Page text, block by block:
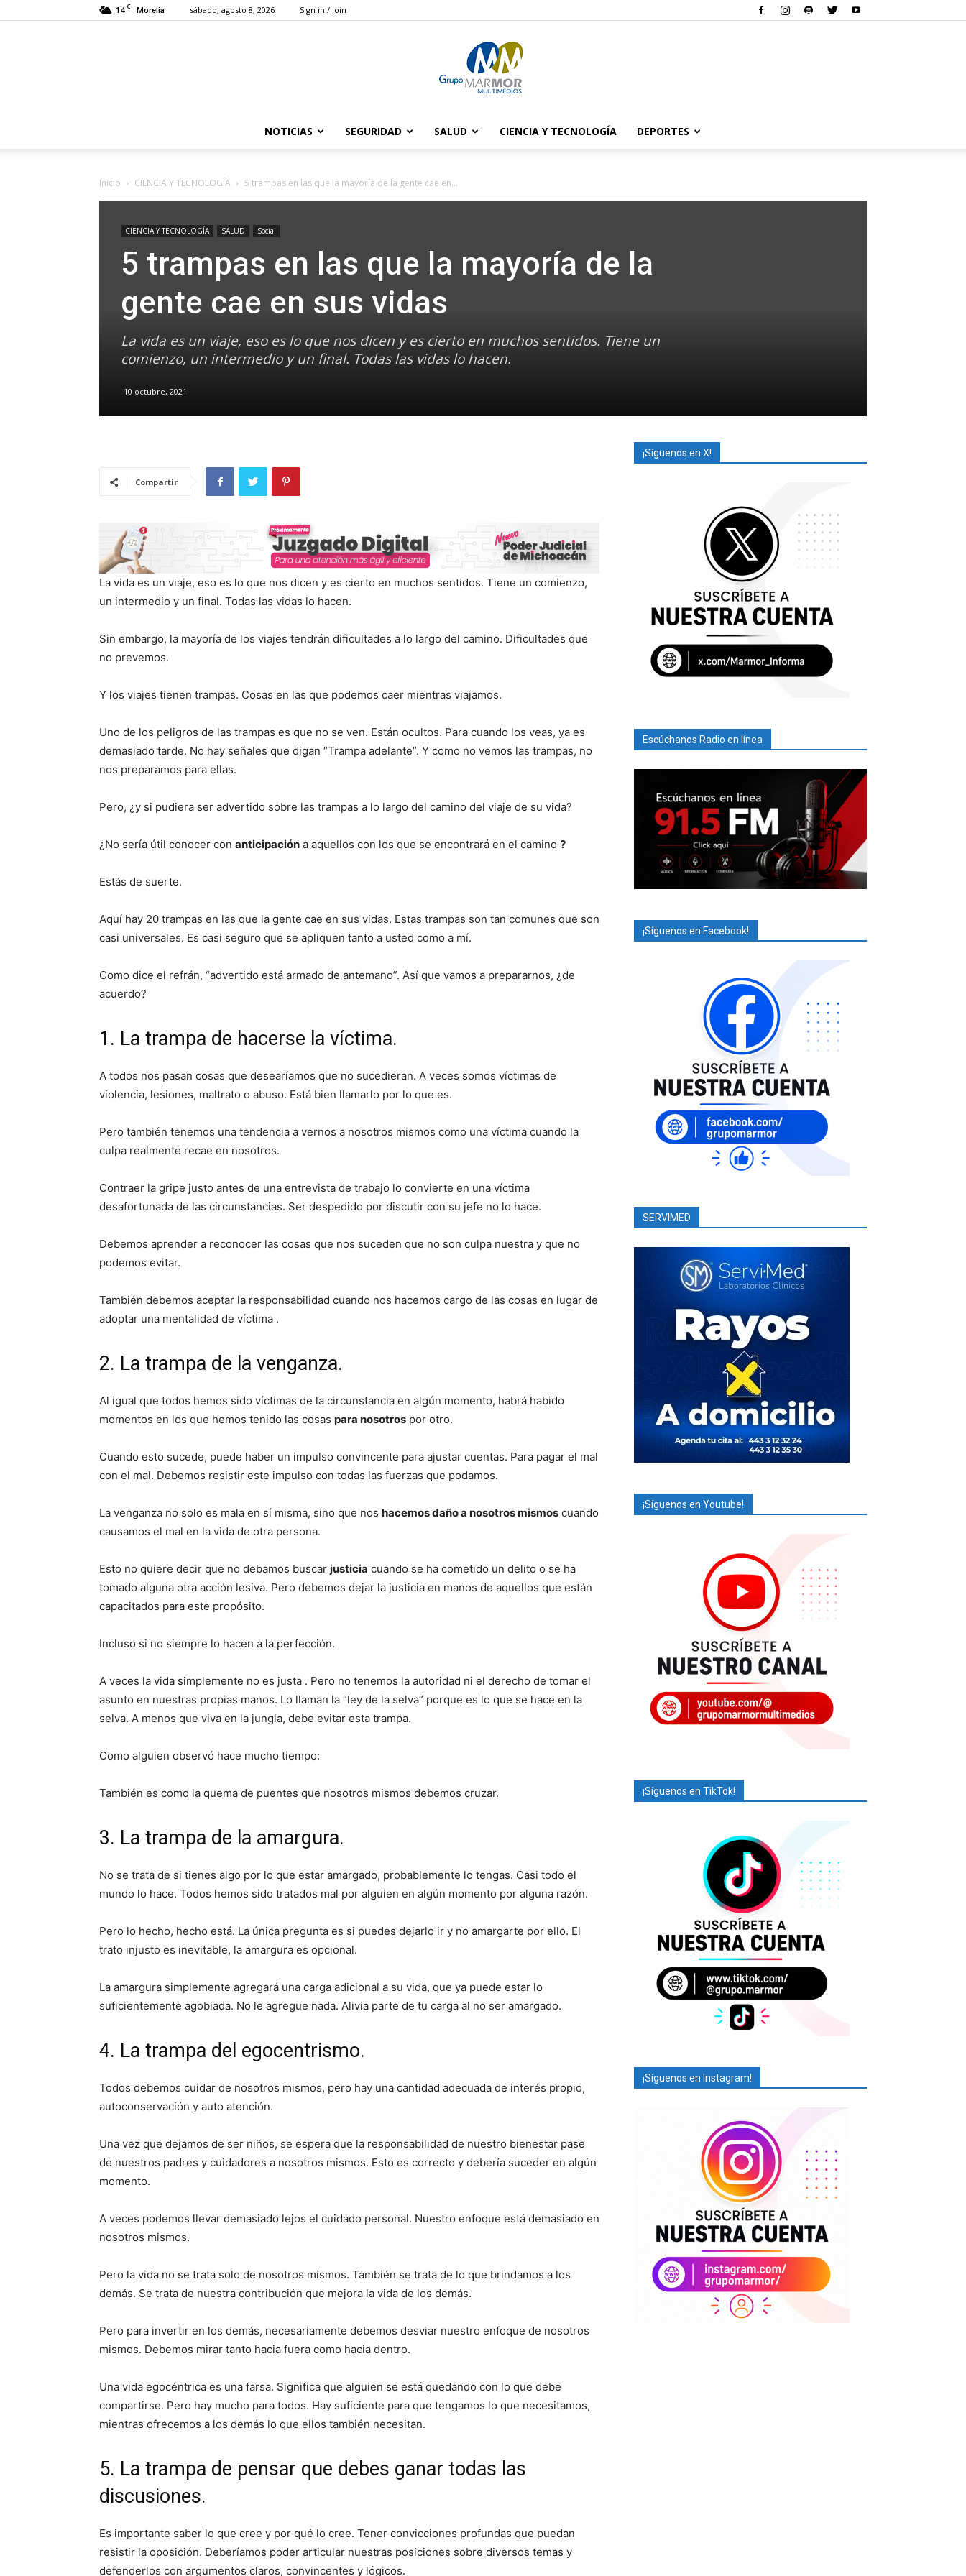
14 C Morelia sábado, agosto 8, 2026 Sign in / Join
NOTICIAS SEGURIDAD SALUD CIENCIA Y TECNOLOGÍA DEPORTES
Inicio CIENCIA Y TECNOLOGÍA 5 trampas en las que la mayoría de la gente cae en...
CIENCIA Y TECNOLOGÍA SALUD Social
5 trampas en las que la mayoría de la
gente cae en sus vidas
La vida es un viaje, eso es lo que nos dicen y es cierto en muchos sentidos. Tiene un
comienzo, un intermedio y un final. Todas las vidas lo hacen.
10 octubre, 2021
Compartir
La vida es un viaje, eso es lo que nos dicen y es cierto en muchos sentidos. Tiene un comienzo,
un intermedio y un final. Todas las vidas lo hacen.
Sin embargo, la mayoría de los viajes tendrán dificultades a lo largo del camino. Dificultades que
no prevemos.
Y los viajes tienen trampas. Cosas en las que podemos caer mientras viajamos.
Uno de los peligros de las trampas es que no se ven. Están ocultos. Para cuando los veas, ya es
demasiado tarde. No hay señales que digan “Trampa adelante”. Y como no vemos las trampas, no
nos preparamos para ellas.
Pero, ¿y si pudiera ser advertido sobre las trampas a lo largo del camino del viaje de su vida?
¿No sería útil conocer con anticipación a aquellos con los que se encontrará en el camino ?
Estás de suerte.
Aquí hay 20 trampas en las que la gente cae en sus vidas. Estas trampas son tan comunes que son
casi universales. Es casi seguro que se apliquen tanto a usted como a mí.
Como dice el refrán, “advertido está armado de antemano”. Así que vamos a prepararnos, ¿de
acuerdo?
1. La trampa de hacerse la víctima.
A todos nos pasan cosas que desearíamos que no sucedieran. A veces somos víctimas de
violencia, lesiones, maltrato o abuso. Está bien llamarlo por lo que es.
Pero también tenemos una tendencia a vernos a nosotros mismos como una víctima cuando la
culpa realmente recae en nosotros.
Contraer la gripe justo antes de una entrevista de trabajo lo convierte en una víctima
desafortunada de las circunstancias. Ser despedido por discutir con su jefe no lo hace.
Debemos aprender a reconocer las cosas que nos suceden que no son culpa nuestra y que no
podemos evitar.
También debemos aceptar la responsabilidad cuando nos hacemos cargo de las cosas en lugar de
adoptar una mentalidad de víctima .
2. La trampa de la venganza.
Al igual que todos hemos sido víctimas de la circunstancia en algún momento, habrá habido
momentos en los que hemos tenido las cosas para nosotros por otro.
Cuando esto sucede, puede haber un impulso convincente para ajustar cuentas. Para pagar el mal
con el mal. Debemos resistir este impulso con todas las fuerzas que podamos.
La venganza no solo es mala en sí misma, sino que nos hacemos daño a nosotros mismos cuando
causamos el mal en la vida de otra persona.
Esto no quiere decir que no debamos buscar justicia cuando se ha cometido un delito o se ha
tomado alguna otra acción lesiva. Pero debemos dejar la justicia en manos de aquellos que están
capacitados para este propósito.
Incluso si no siempre lo hacen a la perfección.
A veces la vida simplemente no es justa . Pero no tenemos la autoridad ni el derecho de tomar el
asunto en nuestras propias manos. Lo llaman la “ley de la selva” porque es lo que se hace en la
selva. A menos que viva en la jungla, debe evitar esta trampa.
Como alguien observó hace mucho tiempo:
También es como la quema de puentes que nosotros mismos debemos cruzar.
3. La trampa de la amargura.
No se trata de si tienes algo por lo que estar amargado, probablemente lo tengas. Casi todo el
mundo lo hace. Todos hemos sido tratados mal por alguien en algún momento por alguna razón.
Pero lo hecho, hecho está. La única pregunta es si puedes dejarlo ir y no amargarte por ello. El
trato injusto es inevitable, la amargura es opcional.
La amargura simplemente agregará una carga adicional a su vida, que ya puede estar lo
suficientemente agobiada. No le agregue nada. Alivia parte de tu carga al no ser amargado.
4. La trampa del egocentrismo.
Todos debemos cuidar de nosotros mismos, pero hay una cantidad adecuada de interés propio,
autoconservación y auto atención.
Una vez que dejamos de ser niños, se espera que la responsabilidad de nuestro bienestar pase
de nuestros padres y cuidadores a nosotros mismos. Esto es correcto y debería suceder en algún
momento.
A veces podemos llevar demasiado lejos el cuidado personal. Nuestro enfoque está demasiado en
nosotros mismos.
Pero la vida no se trata solo de nosotros mismos. También se trata de lo que brindamos a los
demás. Se trata de nuestra contribución que mejora la vida de los demás.
Pero para invertir en los demás, necesariamente debemos desviar nuestro enfoque de nosotros
mismos. Debemos mirar tanto hacia fuera como hacia dentro.
Una vida egocéntrica es una farsa. Significa que alguien se está quedando con lo que debe
compartirse. Pero hay mucho para todos. Hay suficiente para que tengamos lo que necesitamos,
mientras ofrecemos a los demás lo que ellos también necesitan.
5. La trampa de pensar que debes ganar todas las
discusiones.
Es importante saber lo que cree y por qué lo cree. Tener convicciones profundas que puedan
resistir la oposición. Deberíamos poder articular nuestras posiciones sobre diversos temas y
defenderlos con argumentos claros, convincentes y lógicos.
¡Síguenos en X!
Escúchanos Radio en línea
¡Síguenos en Facebook!
SERVIMED
¡Síguenos en Youtube!
¡Síguenos en TikTok!
¡Síguenos en Instagram!